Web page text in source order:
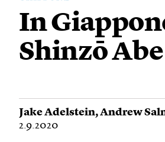
In
Shinzō Abe
Jake Adelstein,Andrew
2.9.2020